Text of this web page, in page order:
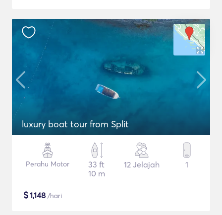
luxury boat tour from Split
Perahu Motor
33 ft
10 m
12 Jelajah 1
$1,148 /hari